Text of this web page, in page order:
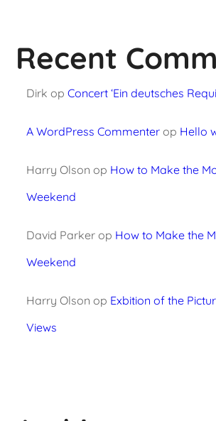
Recent
Dirk op Concert ‘Ein deutsches
A WordPress Commenterop Hello
Harry Olson op How to Make the
Weekend
David Parkerop How to Make the
Weekend
Harry Olson op Exbition of the
Views